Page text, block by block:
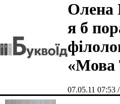
Олена
я б
«Мова
07.05.11 07:53